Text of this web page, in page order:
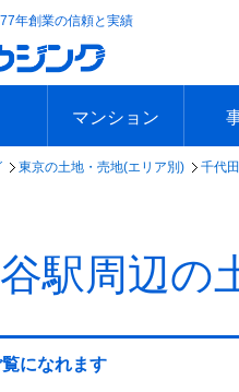
年創業の信頼と実績
す
物件
物件
マンション
エリアで探す
沿線で探す
本日の新着物件
今週の新着物件 エ
沿
本
今
東京の土地・売地(エリア別) 千代
駅周辺の
覧になれます